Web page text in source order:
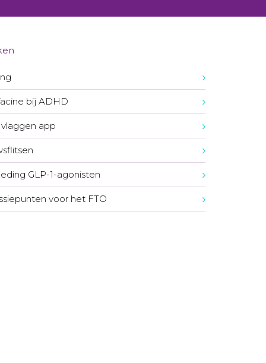
bij ADHD
app
GLP-1-agonisten
voor het FTO